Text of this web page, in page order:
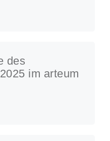
des
im arteum